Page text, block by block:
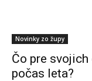
Novinky zo župy
Čo pre
počas leta?